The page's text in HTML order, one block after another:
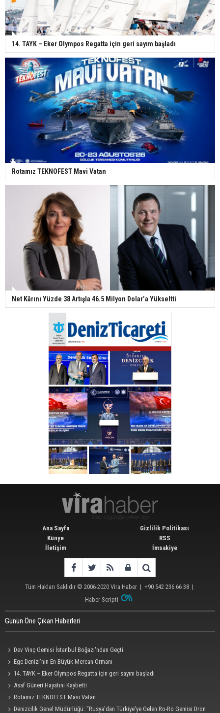
14. TAYK – Eker Olympos Regatta için geri sayım başladı
Rotamız TEKNOFEST Mavi Vatan
Net Kârını Yüzde 38 Artışla 46.5 Milyon Dolar’a Yükseltti
Ana Sayfa
Künye
İletişim
Gizlilik Politikası
RSS
İmsakiye
Tüm Hakları Saklıdır © 2006-2020 Vira Haber | +90 542 236 66 38 |
Haber Scripti
Günün Öne Çıkan Haberleri
Dev Vinç Gemisi İstanbul Boğazı'ndan Geçti
Ege Denizi’nin En Büyük Mercan Ormanı
14. TAYK – Eker Olympos Regatta için geri sayım başladı
Asaf Güneri Hayatını Kaybetti
Rotamız TEKNOFEST Mavi Vatan
Denizcilik Genel Müdürlüğü: "Rusya'dan Türkiye'ye Gelen Ro-Ro Gemisi Dron